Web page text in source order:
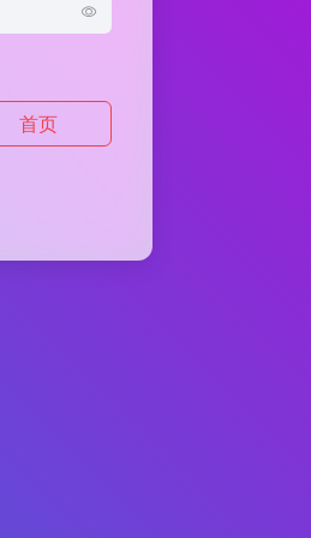
首页